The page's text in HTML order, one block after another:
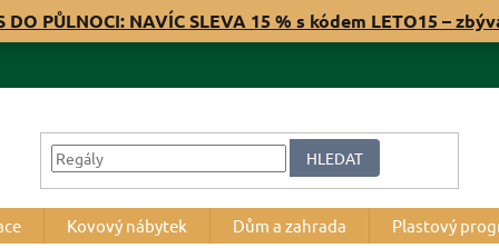
DO PŮLNOCI: NAVÍC SLEVA 15 % s kódem LETO15 –
HLEDAT
Kovový nábytek Dům a zahrada Plastový